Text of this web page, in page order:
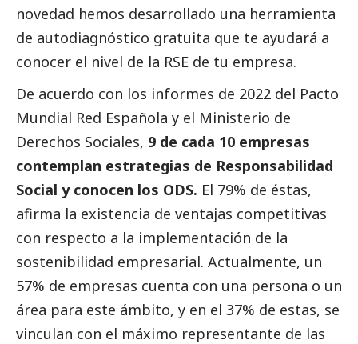
novedad hemos desarrollado una herramienta
de autodiagnóstico gratuita que te ayudará a
conocer el nivel de la RSE de tu empresa.
De acuerdo con los informes de 2022 del Pacto
Mundial Red Española y el Ministerio de
Derechos Sociales, 9 de cada 10 empresas
contemplan estrategias de Responsabilidad
Social y conocen los ODS. El 79% de éstas,
afirma la existencia de ventajas competitivas
con respecto a la implementación de la
sostenibilidad empresarial. Actualmente, un
57% de empresas cuenta con una persona o un
área para este ámbito, y en el 37% de estas, se
vinculan con el máximo representante de las